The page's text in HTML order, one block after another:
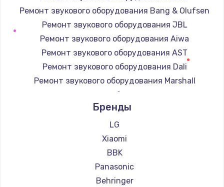
Ремонт звукового оборудования Bang & Olufsen
Ремонт звукового оборудования JBL
Ремонт звукового оборудования Aiwa
Ремонт звукового оборудования AST
Ремонт звукового оборудования Dali
Ремонт звукового оборудования Marshall
Ремонт звукового оборудования Supra
Бренды
LG
Xiaomi
BBK
Panasonic
Behringer